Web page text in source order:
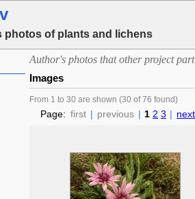
photos of plants and lichens
Author's photos that other project
Images
From 1 to 30 are shown (30 of 76 found)
Page: first | previous | 1 2 3 | next